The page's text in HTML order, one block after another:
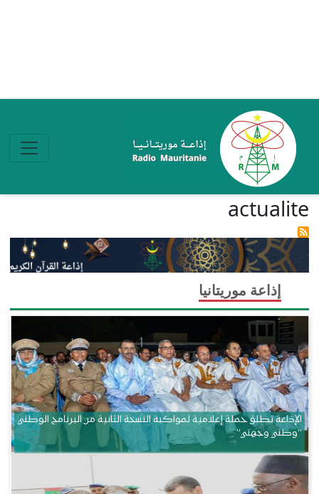
actualite
إذاعة موريتانيا
الإذاعة تطلق حملة إعلامية لمواكبة النسخة الثانية من البرنامج الوطني
“وطني وجهتي”